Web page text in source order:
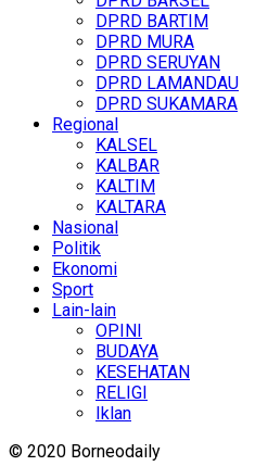
DPRD BARTIM
DPRD MURA
DPRD SERUYAN
DPRD LAMANDAU
DPRD SUKAMARA
Regional
KALSEL
KALBAR
KALTIM
KALTARA
Nasional
Politik
Ekonomi
Sport
Lain-lain
OPINI
BUDAYA
KESEHATAN
RELIGI
Iklan
© 2020 Borneodaily